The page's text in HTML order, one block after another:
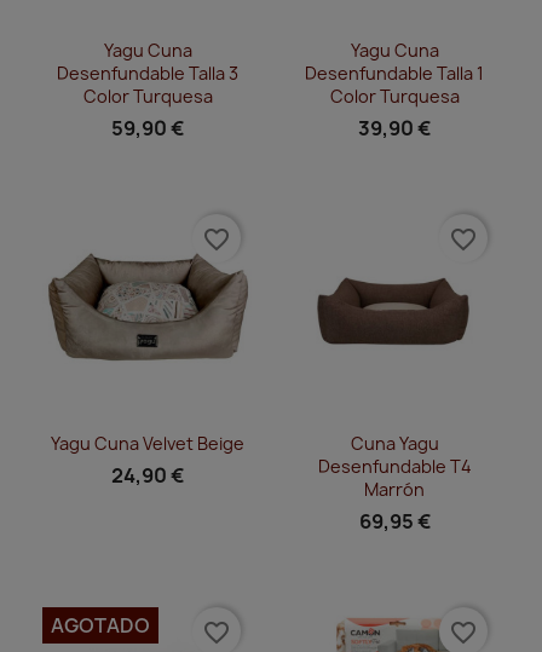
Vista rápida
Yagu Cuna
Desenfundable Talla 3
Color Turquesa
59,90 €
Vista rápida
Yagu Cuna
Desenfundable Talla 1
Color Turquesa
39,90 €
Vista rápida
Yagu Cuna Velvet Beige
24,90 €
favorite_border
Vista rápida
Cuna Yagu
Desenfundable T4
Marrón
69,95 €
favorite_border
AGOTADO favorite_border favorite_border